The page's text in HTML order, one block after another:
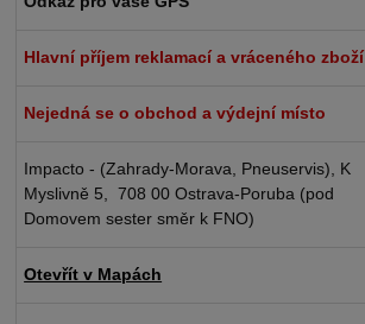
Hlavní příjem reklamací a vráceného zboží
Nejedná se o obchod a výdejní místo
Impacto - (Zahrady-Morava, Pneuservis), K
Myslivně 5, 708 00 Ostrava-Poruba (pod
Domovem sester směr k FNO)
Otevřít v Mapách